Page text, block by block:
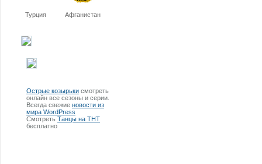
Турция Афганистан
Острые козырьки смотреть
онлайн все сезоны и серии.
Всегда свежие новости из
мира WordPress
Смотреть Танцы на ТНТ
бесплатно